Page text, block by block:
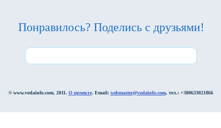
Понравилось? Поделись с друзьями!
© www.vodainfo.com, 2011. О проекте. Email: webmaster@vodainfo.com, тел.: +380633021866